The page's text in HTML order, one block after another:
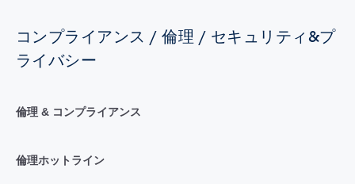
コンプライアンス / 倫理 / セキュリティ&プ
ライバシー
倫理 & コンプライアンス
倫理ホットライン